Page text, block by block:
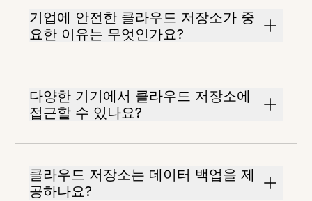
기업에 안전한 클라우드 저장소가 중
요한 이유는 무엇인가요?
다양한 기기에서 클라우드 저장소에
접근할 수 있나요?
클라우드 저장소는 데이터 백업을 제
공하나요?